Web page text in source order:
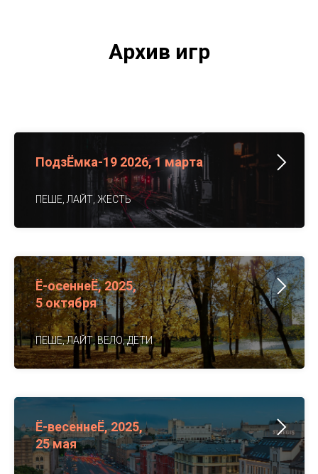
Архив игр
ПодзЁмка-19 2026, 1 марта
ПЕШЕ, ЛАЙТ, ЖЕСТЬ
Ё-осеннеЁ, 2025,
5 октября
ПЕШЕ, ЛАЙТ, ВЕЛО, ДЕТИ
Ё-весеннеЁ, 2025,
25 мая